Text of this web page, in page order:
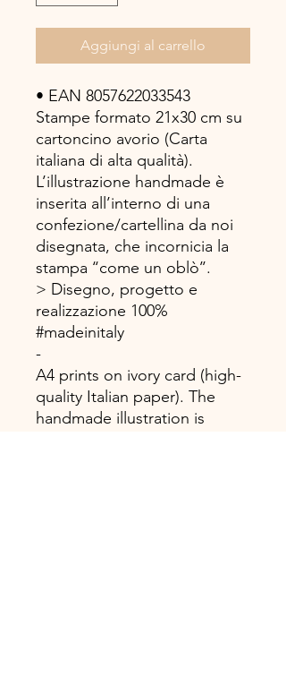
Aggiungi al carrello
• EAN 8057622033543
Stampe formato 21x30 cm su
cartoncino avorio (Carta
italiana di alta qualità).
L’illustrazione handmade è
inserita all’interno di una
confezione/cartellina da noi
disegnata, che incornicia la
stampa ‘‘come un oblò’’.
> Disegno, progetto e
realizzazione 100%
#madeinitaly
-
A4 prints on ivory card (high-
quality Italian paper). The
handmade illustration is